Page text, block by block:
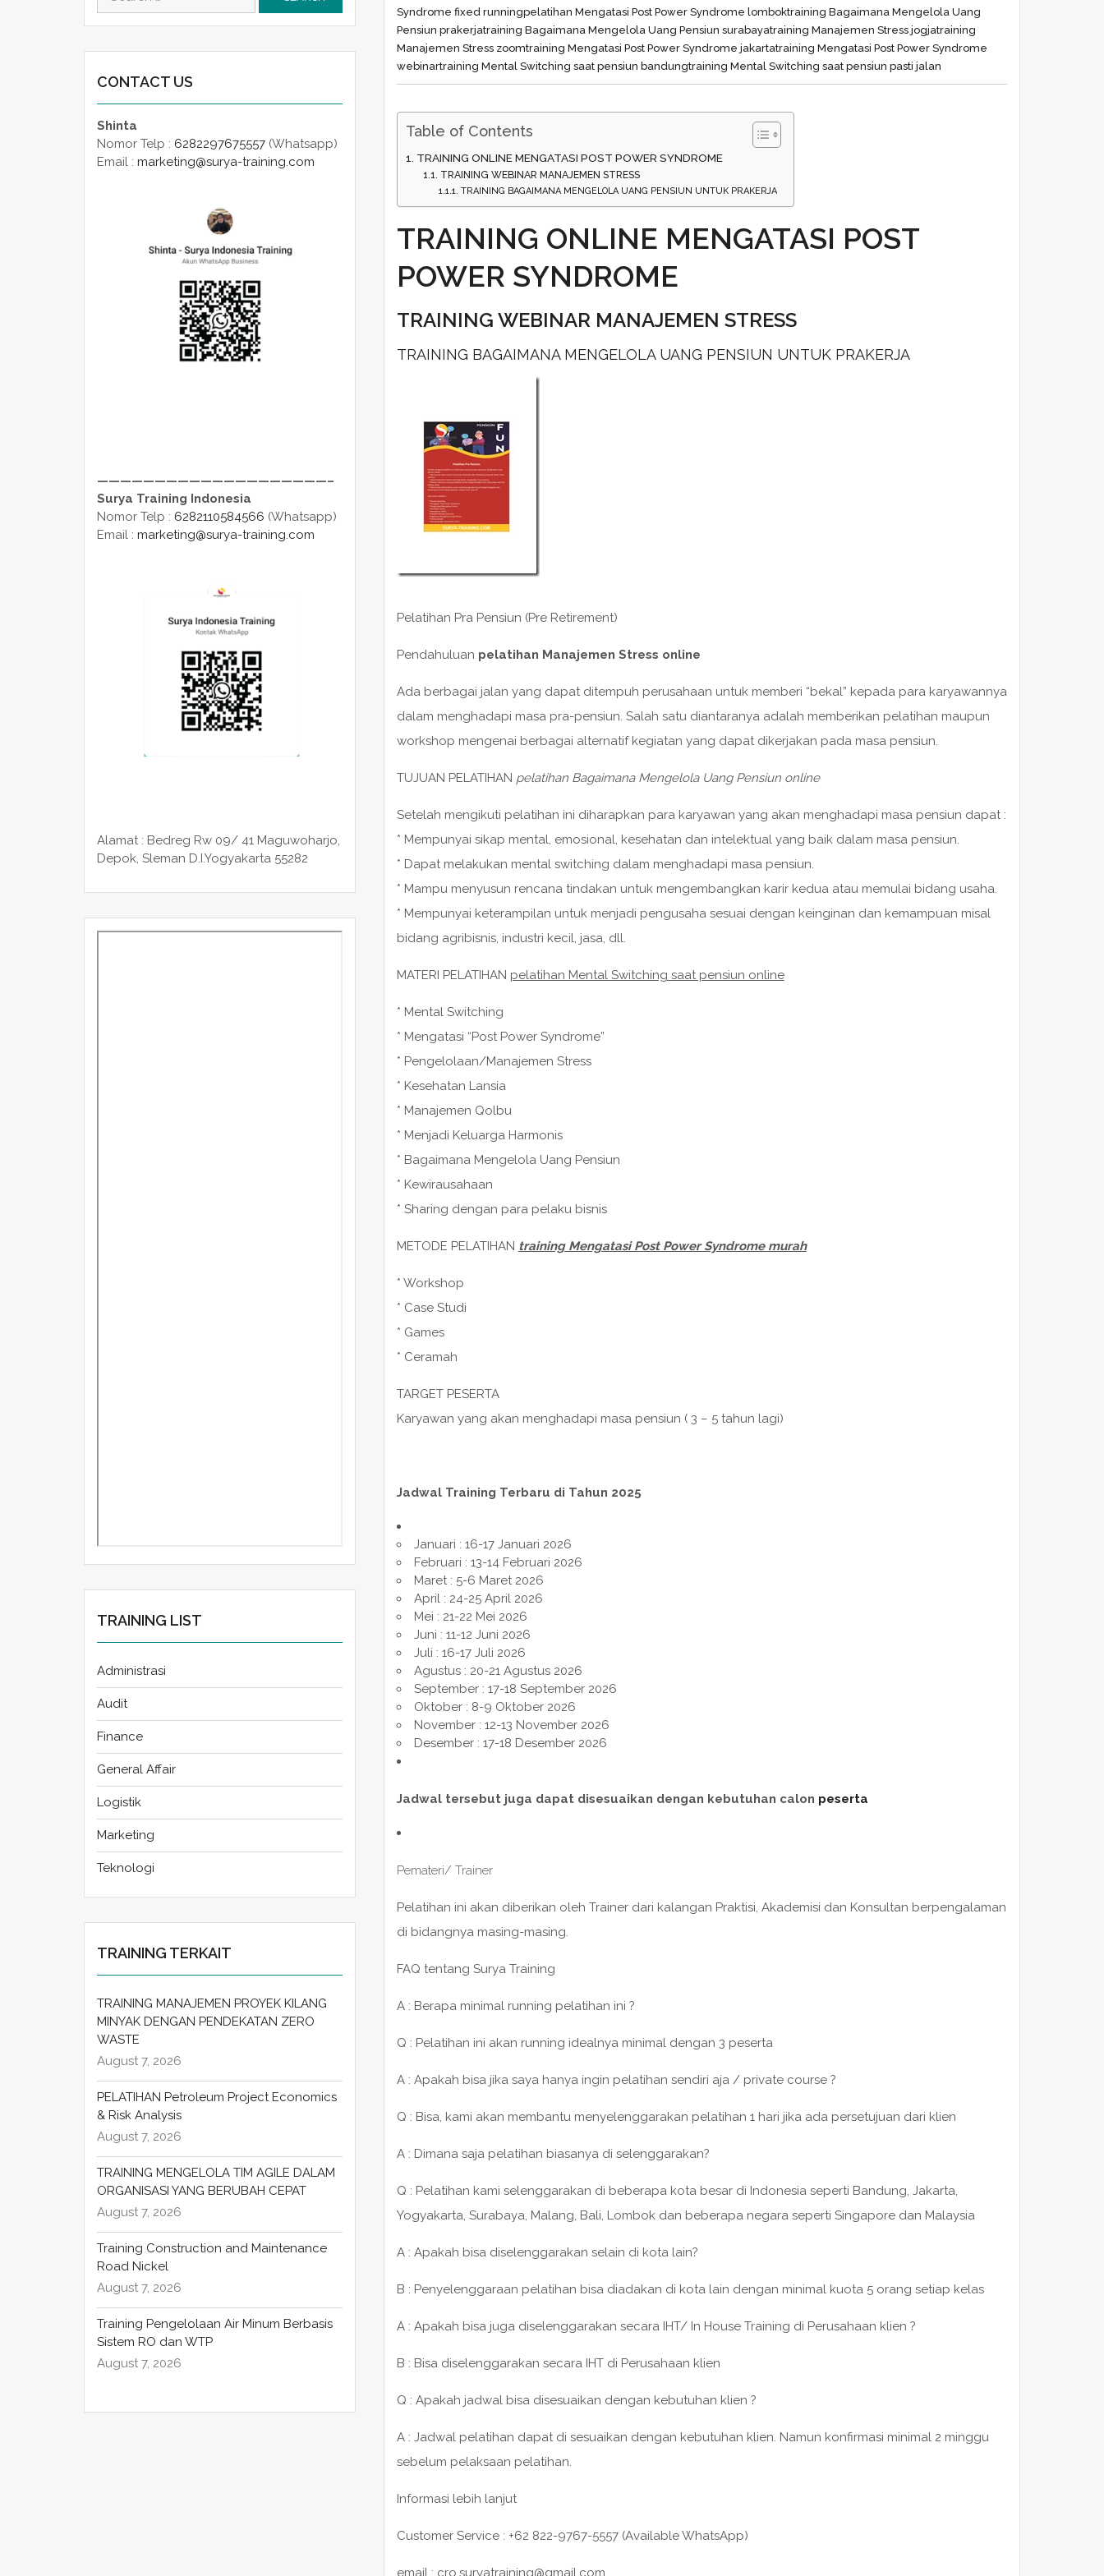
Syndrome fixed runningpelatihan Mengatasi Post Power Syndrome lomboktraining Bagaimana Mengelola Uang
Pensiun prakerjatraining Bagaimana Mengelola Uang Pensiun surabayatraining Manajemen Stress jogjatraining
Manajemen Stress zoomtraining Mengatasi Post Power Syndrome jakartatraining Mengatasi Post Power Syndrome
webinartraining Mental Switching saat pensiun bandungtraining Mental Switching saat pensiun pasti jalan
Table of Contents
TRAINING ONLINE MENGATASI POST POWER SYNDROME
TRAINING WEBINAR MANAJEMEN STRESS
TRAINING BAGAIMANA MENGELOLA UANG PENSIUN UNTUK PRAKERJA
TRAINING ONLINE MENGATASI POST
POWER SYNDROME
TRAINING WEBINAR MANAJEMEN STRESS
TRAINING BAGAIMANA MENGELOLA UANG PENSIUN UNTUK PRAKERJA
Pelatihan Pra Pensiun (Pre Retirement)
Pendahuluan pelatihan Manajemen Stress online
Ada berbagai jalan yang dapat ditempuh perusahaan untuk memberi “bekal” kepada para karyawannya
dalam menghadapi masa pra-pensiun. Salah satu diantaranya adalah memberikan pelatihan maupun
workshop mengenai berbagai alternatif kegiatan yang dapat dikerjakan pada masa pensiun.
TUJUAN PELATIHAN pelatihan Bagaimana Mengelola Uang Pensiun online
Setelah mengikuti pelatihan ini diharapkan para karyawan yang akan menghadapi masa pensiun dapat :
* Mempunyai sikap mental, emosional, kesehatan dan intelektual yang baik dalam masa pensiun.
* Dapat melakukan mental switching dalam menghadapi masa pensiun.
* Mampu menyusun rencana tindakan untuk mengembangkan karir kedua atau memulai bidang usaha.
* Mempunyai keterampilan untuk menjadi pengusaha sesuai dengan keinginan dan kemampuan misal
bidang agribisnis, industri kecil, jasa, dll.
MATERI PELATIHAN pelatihan Mental Switching saat pensiun online
* Mental Switching
* Mengatasi “Post Power Syndrome”
* Pengelolaan/Manajemen Stress
* Kesehatan Lansia
* Manajemen Qolbu
* Menjadi Keluarga Harmonis
* Bagaimana Mengelola Uang Pensiun
* Kewirausahaan
* Sharing dengan para pelaku bisnis
METODE PELATIHAN training Mengatasi Post Power Syndrome murah
* Workshop
* Case Studi
* Games
* Ceramah
TARGET PESERTA
Karyawan yang akan menghadapi masa pensiun ( 3 – 5 tahun lagi)
Jadwal Training Terbaru di Tahun 2025
Januari : 16-17 Januari 2026
Februari : 13-14 Februari 2026
Maret : 5-6 Maret 2026
April : 24-25 April 2026
Mei : 21-22 Mei 2026
Juni : 11-12 Juni 2026
Juli : 16-17 Juli 2026
Agustus : 20-21 Agustus 2026
September : 17-18 September 2026
Oktober : 8-9 Oktober 2026
November : 12-13 November 2026
Desember : 17-18 Desember 2026
Jadwal tersebut juga dapat disesuaikan dengan kebutuhan calon peserta
Pemateri/ Trainer
Pelatihan ini akan diberikan oleh Trainer dari kalangan Praktisi, Akademisi dan Konsultan berpengalaman
di bidangnya masing-masing.
FAQ tentang Surya Training
A : Berapa minimal running pelatihan ini ?
Q : Pelatihan ini akan running idealnya minimal dengan 3 peserta
A : Apakah bisa jika saya hanya ingin pelatihan sendiri aja / private course ?
Q : Bisa, kami akan membantu menyelenggarakan pelatihan 1 hari jika ada persetujuan dari klien
A : Dimana saja pelatihan biasanya di selenggarakan?
Q : Pelatihan kami selenggarakan di beberapa kota besar di Indonesia seperti Bandung, Jakarta,
Yogyakarta, Surabaya, Malang, Bali, Lombok dan beberapa negara seperti Singapore dan Malaysia
A : Apakah bisa diselenggarakan selain di kota lain?
B : Penyelenggaraan pelatihan bisa diadakan di kota lain dengan minimal kuota 5 orang setiap kelas
A : Apakah bisa juga diselenggarakan secara IHT/ In House Training di Perusahaan klien ?
B : Bisa diselenggarakan secara IHT di Perusahaan klien
Q : Apakah jadwal bisa disesuaikan dengan kebutuhan klien ?
A : Jadwal pelatihan dapat di sesuaikan dengan kebutuhan klien. Namun konfirmasi minimal 2 minggu
sebelum pelaksaan pelatihan.
Informasi lebih lanjut
Customer Service : +62 822-9767-5557 (Available WhatsApp)
email : cro.suryatraining@gmail.com
for:
CONTACT US
Shinta
Nomor Telp : 6282297675557 (Whatsapp)
Email : marketing@surya-training.com
————————————————————–
Surya Training Indonesia
Nomor Telp : 6282110584566 (Whatsapp)
Email : marketing@surya-training.com
Alamat : Bedreg Rw 09/ 41 Maguwoharjo,
Depok, Sleman D.I.Yogyakarta 55282
TRAINING LIST
Administrasi
Audit
Finance
General Affair
Logistik
Marketing
Teknologi
TRAINING TERKAIT
TRAINING MANAJEMEN PROYEK KILANG
MINYAK DENGAN PENDEKATAN ZERO
WASTE
August 7, 2026
PELATIHAN Petroleum Project Economics
& Risk Analysis
August 7, 2026
TRAINING MENGELOLA TIM AGILE DALAM
ORGANISASI YANG BERUBAH CEPAT
August 7, 2026
Training Construction and Maintenance
Road Nickel
August 7, 2026
Training Pengelolaan Air Minum Berbasis
Sistem RO dan WTP
August 7, 2026